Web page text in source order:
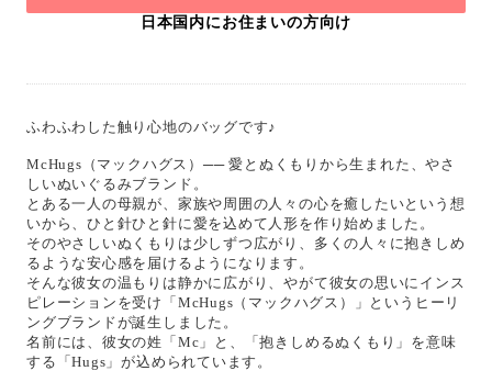
日本国内にお住まいの方向け
ふわふわした触り心地のバッグです♪
McHugs（マックハグス）── 愛とぬくもりから生まれた、やさ
しいぬいぐるみブランド。
とある一人の母親が、家族や周囲の人々の心を癒したいという想
いから、ひと針ひと針に愛を込めて人形を作り始めました。
そのやさしいぬくもりは少しずつ広がり、多くの人々に抱きしめ
るような安心感を届けるようになります。
そんな彼女の温もりは静かに広がり、やがて彼女の思いにインス
ピレーションを受け「McHugs（マックハグス）」というヒーリ
ングブランドが誕生しました。
名前には、彼女の姓「Mc」と、「抱きしめるぬくもり」を意味
する「Hugs」が込められています。